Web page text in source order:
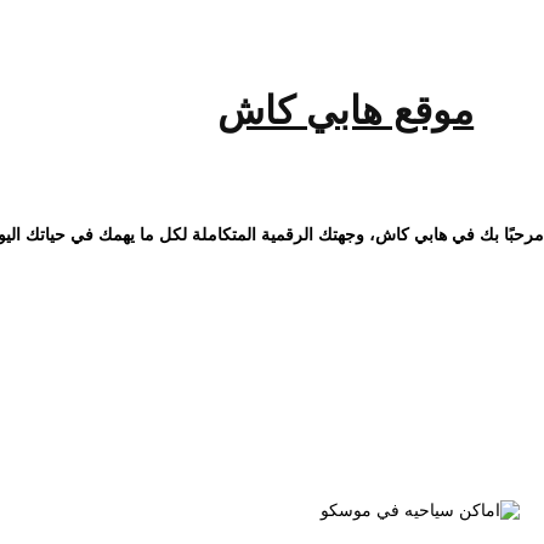
موقع هابي كاش
مرحبًا بك في هابي كاش، وجهتك الرقمية المتكاملة لكل ما يهمك في حياتك